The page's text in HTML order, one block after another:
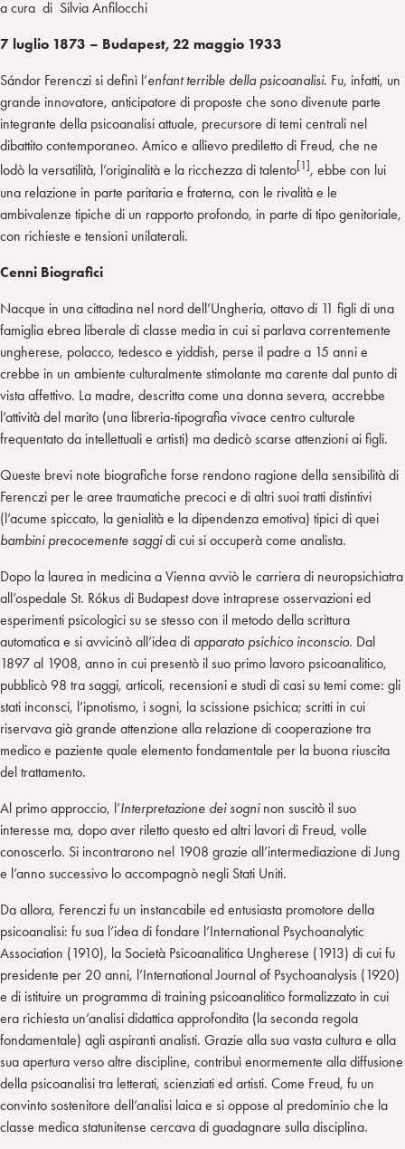
a cura di Silvia Anfilocchi
7 luglio 1873 – Budapest, 22 maggio 1933
Sándor Ferenczi si definì l’enfantterrible della psicoanalisi. Fu, infatti, un
grande innovatore, anticipatore di proposte che sono divenute parte
integrante della psicoanalisi attuale, precursore di temi centrali nel
dibattito contemporaneo. Amico e allievo prediletto di Freud, che ne
lodò la versatilità, l’originalità e la ricchezza di talento[1] , ebbe con lui
una relazione in parte paritaria e fraterna, con le rivalità e le
ambivalenze tipiche di un rapporto profondo, in parte di tipo genitoriale,
con richieste e tensioni unilaterali.
Cenni Biografici
Nacque in una cittadina nel nord dell’Ungheria, ottavo di 11 figli di una
famiglia ebrea liberale di classe media in cui si parlava correntemente
ungherese, polacco, tedesco e yiddish, perse il padre a 15 anni e
crebbe in un ambiente culturalmente stimolante ma carente dal punto di
vista affettivo. La madre, descritta come una donna severa, accrebbe
l’attività del marito (una libreria-tipografia vivace centro culturale
frequentato da intellettuali e artisti) ma dedicò scarse attenzioni ai figli.
Queste brevi note biografiche forse rendono ragione della sensibilità di
Ferenczi per le aree traumatiche precoci e di altri suoi tratti distintivi
(l’acume spiccato, la genialità e la dipendenza emotiva) tipici di quei
bambini precocemente saggidi cui si occuperà come analista.
Dopo la laurea in medicina a Vienna avviò le carriera di neuropsichiatra
all’ospedale St. Rókus di Budapest dove intraprese osservazioni ed
esperimenti psicologici su se stesso con il metodo della scrittura
automatica e si avvicinò all’idea di apparato psichico inconscio. Dal
1897 al 1908, anno in cui presentò il suo primo lavoro psicoanalitico,
pubblicò 98 tra saggi, articoli, recensioni e studi di casi su temi come: gli
stati inconsci, l’ipnotismo, i sogni, la scissione psichica; scritti in cui
riservava già grande attenzione alla relazione di cooperazione tra
medico e paziente quale elemento fondamentale per la buona riuscita
del trattamento.
Al primo approccio, l’Interpretazione dei sogninon suscitò il suo
interesse ma, dopo aver riletto questo ed altri lavori di Freud, volle
conoscerlo. Si incontrarono nel 1908 grazie all’intermediazione di Jung
e l’anno successivo lo accompagnò negli Stati Uniti.
Da allora, Ferenczi fu un instancabile ed entusiasta promotore della
psicoanalisi: fu sua l’idea di fondare l’International Psychoanalytic
Association (1910), la Società Psicoanalitica Ungherese (1913) di cui fu
presidente per 20 anni, l’International Journal of Psychoanalysis (1920)
e di istituire un programma di training psicoanalitico formalizzato in cui
era richiesta un’analisi didattica approfondita (la seconda regola
fondamentale) agli aspiranti analisti. Grazie alla sua vasta cultura e alla
sua apertura verso altre discipline, contribuì enormemente alla diffusione
della psicoanalisi tra letterati, scienziati ed artisti. Come Freud, fu un
convinto sostenitore dell’analisi laica e si oppose al predominio che la
classe medica statunitense cercava di guadagnare sulla disciplina.